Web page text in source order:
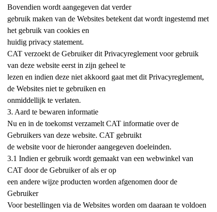
Bovendien wordt aangegeven dat verder
gebruik maken van de Websites betekent dat wordt ingestemd met
het gebruik van cookies en
huidig privacy statement.
CAT verzoekt de Gebruiker dit Privacyreglement voor gebruik
van deze website eerst in zijn geheel te
lezen en indien deze niet akkoord gaat met dit Privacyreglement,
de Websites niet te gebruiken en
onmiddellijk te verlaten.
3. Aard te bewaren informatie
Nu en in de toekomst verzamelt CAT informatie over de
Gebruikers van deze website. CAT gebruikt
de website voor de hieronder aangegeven doeleinden.
3.1 Indien er gebruik wordt gemaakt van een webwinkel van
CAT door de Gebruiker of als er op
een andere wijze producten worden afgenomen door de
Gebruiker
Voor bestellingen via de Websites worden om daaraan te voldoen